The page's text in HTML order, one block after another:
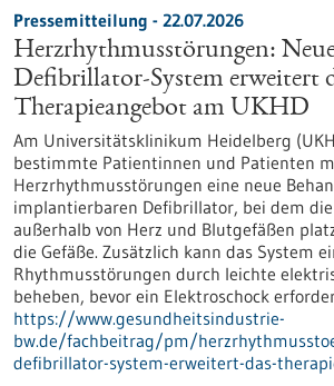
Pressemitteilung - 22.07.2026
Herzrhythmusstörungen:
Defibrillator-System erweitert
Therapieangebot am UKHD
Am Universitätsklinikum Heidelberg
bestimmte Patientinnen und Patienten
Herzrhythmusstörungen eine neue
implantierbaren Defibrillator, bei dem
außerhalb von Herz und Blutgefäßen
die Gefäße. Zusätzlich kann das System
Rhythmusstörungen durch leichte
beheben, bevor ein Elektroschock
https://www.gesundheitsindustrie-
bw.de/fachbeitrag/pm/
defibrillator-system-erweitert-das-